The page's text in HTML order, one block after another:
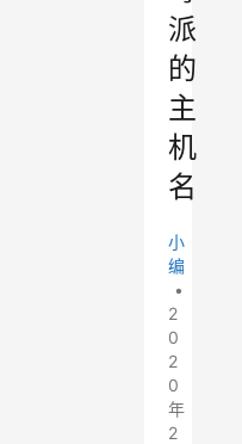
派
的
主
机
名
小
编
•
2
0
2
0
年
2